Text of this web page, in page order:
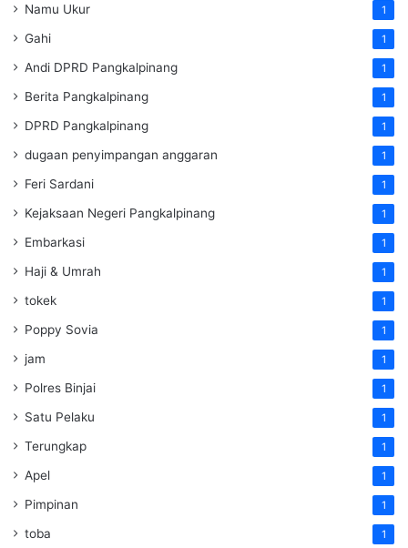
Namu Ukur 1
Gahi 1
Andi DPRD Pangkalpinang 1
Berita Pangkalpinang 1
DPRD Pangkalpinang 1
dugaan penyimpangan anggaran 1
Feri Sardani 1
Kejaksaan Negeri Pangkalpinang 1
Embarkasi 1
Haji & Umrah 1
tokek 1
Poppy Sovia 1
jam 1
Polres Binjai 1
Satu Pelaku 1
Terungkap 1
Apel 1
Pimpinan 1
toba 1